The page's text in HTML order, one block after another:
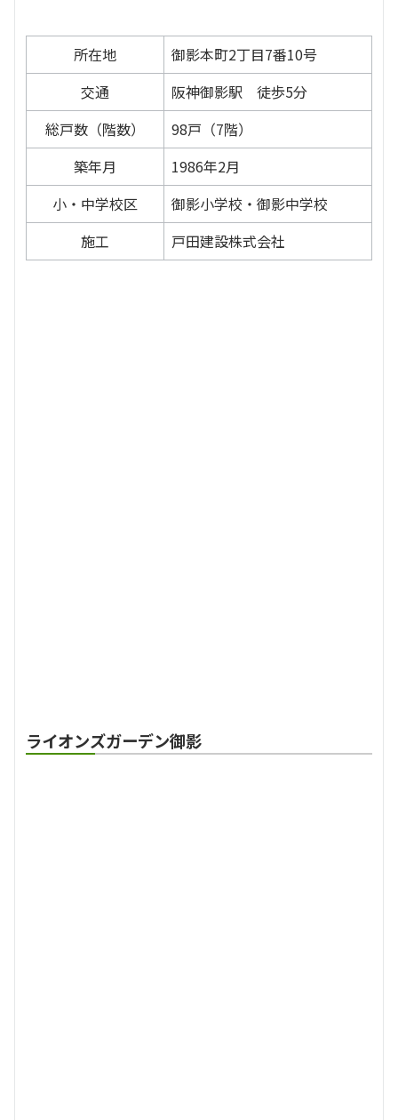
所在地
御影本町2丁目7番10号
交通
阪神御影駅 徒歩5分
総戸数（階数）
98戸（7階）
築年月
1986年2月
小・中学校区
御影小学校・御影中学校
施工
戸田建設株式会社
ライオンズガーデン御影